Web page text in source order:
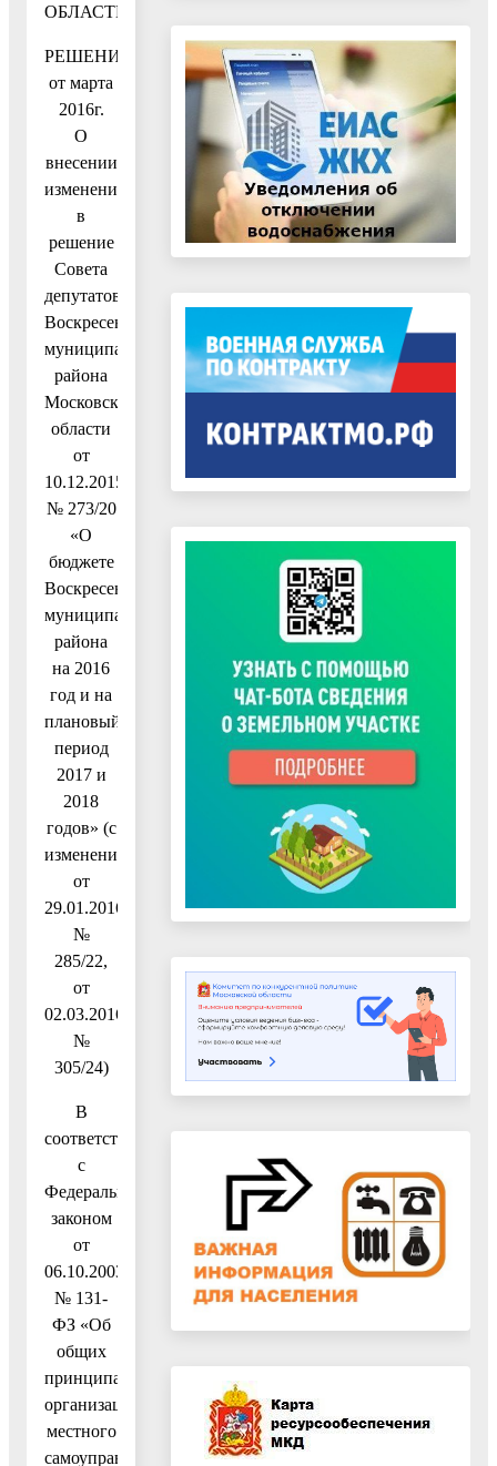
ОБЛАСТИ
РЕШЕНИЕ
от марта
2016г.
О
внесении
изменений
в
решение
Совета
депутатов
Воскресенского
муниципального
района
Московской
области
от
10.12.2015
№ 273/20
«О
бюджете
Воскресенского
муниципального
района
на 2016
год и на
плановый
период
2017 и
2018
годов» (с
изменениями
от
29.01.2016
№
285/22,
от
02.03.2016
№
305/24)
В
соответствии
с
Федеральным
законом
от
06.10.2003
№ 131-
ФЗ «Об
общих
принципах
организации
местного
самоуправления